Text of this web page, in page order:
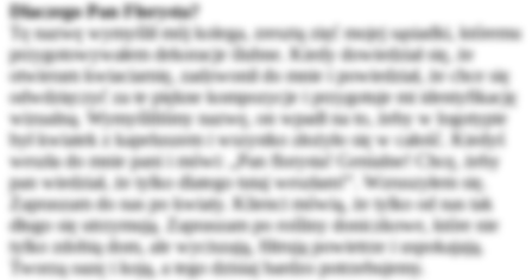
Dlaczego Pan Florysta?
Tę nazwę wymyślił mój kolega, zresztą zięć mojej sąsiadki, któremu
przygotowywałem dekoracje ślubne. Kiedy dowiedział się, że
otwieram kwiaciarnię, zadzwonił do mnie i powiedział, że chce się
odwdzięczyć za te piękne kompozycje i przygotuje mi identyfikację
wizualną. Wymyśliliśmy nazwę, on wpadł na to, żeby w logotypie
był kwiatek z kapeluszem i wszystko złożyło się w całość. Kiedyś
weszła do mnie pani i mówi: „Pan florysta! Genialne! Chcę, żeby
pan wiedział, że tylko dlatego tutaj weszłam!”. Wzruszyłem się.
Zapraszam do nas po kwiaty. Klienci mówią, że tylko od nas tak
długo się utrzymują. Zapraszam po rośliny doniczkowe, które nie
tylko zdobią dom, ale wyciszają, filtrują powietrze i uspokajają.
Tworzą oazę i koją, a tego dzisiaj bardzo potrzebujemy.